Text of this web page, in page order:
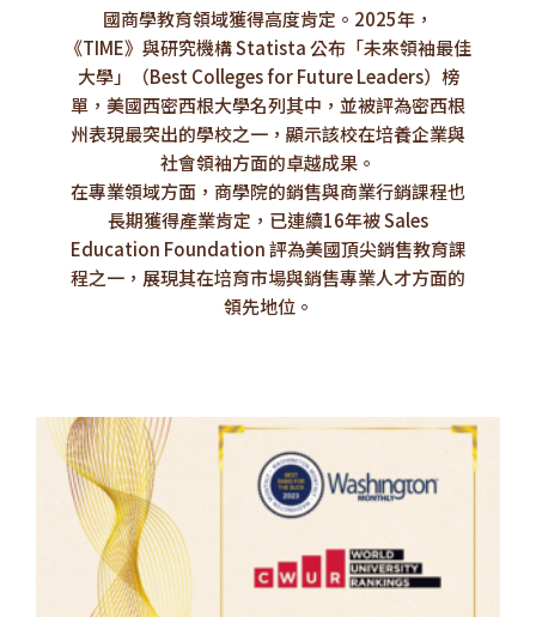
國商學教育領域獲得高度肯定。2025年，
《TIME》與研究機構 Statista 公布「未來領袖最佳
大學」（Best Colleges for Future Leaders）榜
單，美國西密西根大學名列其中，並被評為密西根
州表現最突出的學校之一，顯示該校在培養企業與
社會領袖方面的卓越成果。
在專業領域方面，商學院的銷售與商業行銷課程也
長期獲得產業肯定，已連續16年被 Sales
Education Foundation 評為美國頂尖銷售教育課
程之一，展現其在培育市場與銷售專業人才方面的
領先地位。